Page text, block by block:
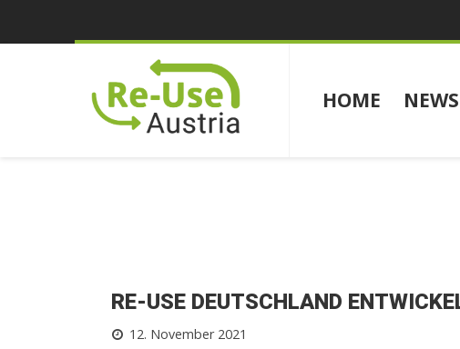
HOME NEWS
RE-USE DEUTSCHLAND
12. November 2021